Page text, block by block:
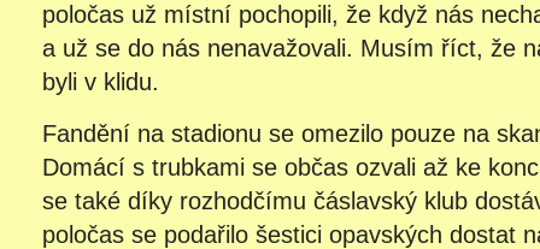
poločas už místní pochopili, že když nás
a už se do nás nenavažovali. Musím říct, že
byli v klidu.
Fandění na stadionu se omezilo pouze na
Domácí s trubkami se občas ozvali až ke
se také díky rozhodčímu čáslavský klub
poločas se podařilo šestici opavských dostat